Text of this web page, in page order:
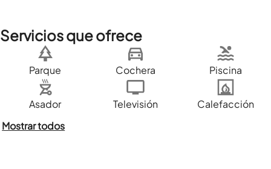
Servicios que ofrece
Parque Cochera Piscina
Asador Televisión
Calefacción
Mostrar todos